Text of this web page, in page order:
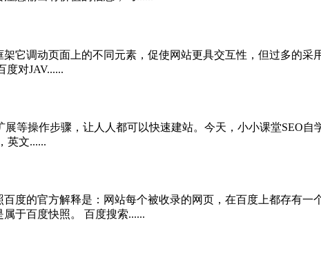
它调动页面上的不同元素，促使网站更具交互性，但过多的
对JAV......
等操作步骤，让人人都可以快速建站。今天，小小课堂SEO自
英文......
度的官方解释是：网站每个被收录的网页，在百度上都存有一
于百度快照。 百度搜索......